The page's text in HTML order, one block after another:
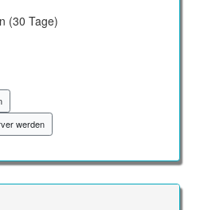
(30 Tage)
werden